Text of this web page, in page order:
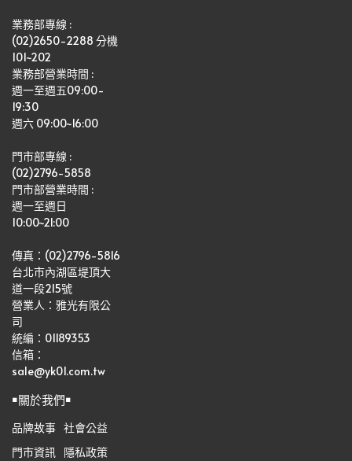
業務部專線 :
(02)2650-2288 分機
101~202
業務部營業時間 :
週一至週五09:00-
19:30
週六 09:00~16:00
門市部專線 :
(02)2796-5858
門市部營業時間 :
週一至週日
10:00~21:00
傳真：(02)2796-5816
台北市內湖區堤頂大
道一段215號
營業人：雅光有限公
司
統編：01189353
信箱：
sale@yk01.com.tw
￭關於我們￭
品牌故事 社會公益
門市資訊 隱私政策